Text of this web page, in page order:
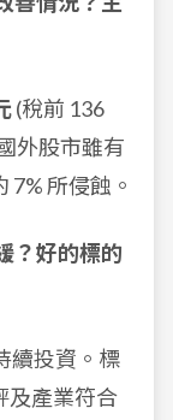
(稅前 136
外股市雖有
所侵蝕。
？好的標的
續投資。標
及產業符合